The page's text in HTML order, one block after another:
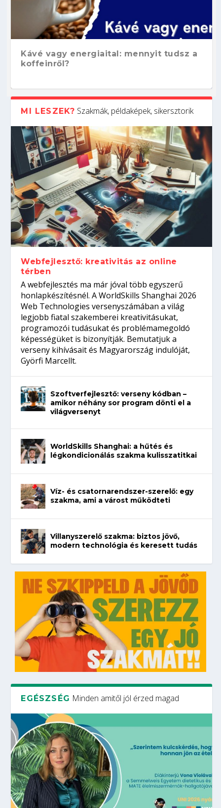
Kávé vagy energiaital: mennyit tudsz a
koffeinről?
Hogyan készíts ATS-barát önéletrajzot?
Így növelheted az esélyedet az
állásinterjúra...
Kitalálod, mire használják ezeket a
gépeket?
Nem sikerült az egyetemi felvételi?
Tanulj szakmát!
Szoftverfejlesztő: verseny kódban –
amikor néhány sor program dönti el a
világversenyt...
MI LESZEK? Szakmák, példaképek, sikersztorik
Webfejlesztő: kreativitás az online
térben
A webfejlesztés ma már jóval több egyszerű
honlapkészítésnél. A WorldSkills Shanghai 2026
Web Technologies versenyszámában a világ
legjobb fiatal szakemberei kreativitásukat,
programozói tudásukat és problémamegoldó
képességüket is bizonyítják. Bemutatjuk a
verseny kihívásait és Magyarország indulóját,
Györfi Marcellt.
Szoftverfejlesztő: verseny kódban –
amikor néhány sor program dönti el a
világversenyt
WorldSkills Shanghai: a hűtés és
légkondicionálás szakma kulisszatitkai
Víz- és csatornarendszer-szerelő: egy
szakma, ami a várost működteti
Villanyszerelő szakma: biztos jövő,
modern technológia és keresett tudás
EGÉSZSÉG Minden amitől jól érzed magad